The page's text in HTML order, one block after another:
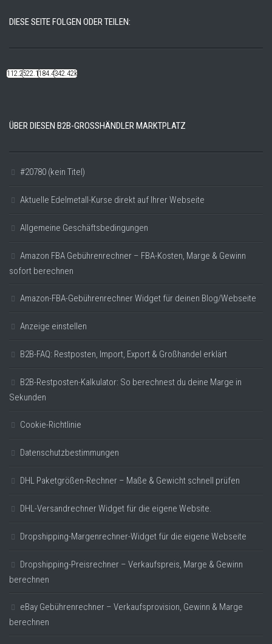
DIESE SEITE FOLGEN ODER TEILEN:
112.22k522.14k184.48k342.42k
ÜBER DIESEN B2B-GROSSHÄNDLER MARKTPLATZ
#20780 (kein Titel)
Aktuelle Edelmetall-Kurse direkt auf Ihrer Webseite
Allgemeine Geschäftsbedingungen
Amazon FBA Gebührenrechner – FBA-Kosten, Marge & Gewinn
sofort berechnen
Amazon-FBA-Gebührenrechner Widget für deinen Blog/Webseite
Anzeige einstellen
B2B-FAQ: Restposten, Import, Export & Großhandel erklärt
B2B-Restposten-Kalkulator: So berechnest du deine Marge in
Sekunden
Cookie-Richtlinie
Datenschutzbestimmungen
DHL Paketgrößen-Rechner – Maße & Gewicht schnell prüfen
DHL-Versandrechner Widget für die eigene Website.
Dropshipping-Margenrechner-Widget für die eigene Webseite
Dropshipping-Preisrechner – Verkaufspreis, Marge & Gewinn
berechnen
eBay Gebührenrechner – Verkaufsprovision, Gewinn & Marge
berechnen